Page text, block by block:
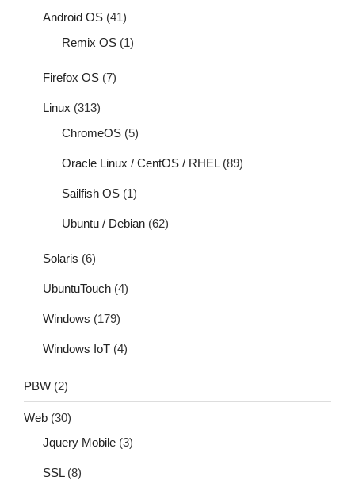
Android OS (41)
Remix OS (1)
Firefox OS (7)
Linux (313)
ChromeOS (5)
Oracle Linux / CentOS / RHEL(89)
Sailfish OS (1)
Ubuntu / Debian (62)
Solaris (6)
UbuntuTouch (4)
Windows (179)
Windows IoT (4)
PBW (2)
Web (30)
Jquery Mobile (3)
SSL(8)